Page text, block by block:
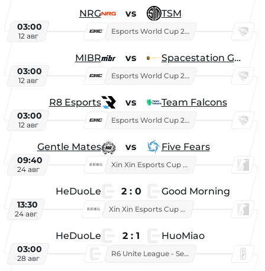
NRG vs TSM
03:00
12 авг
Esports World Cup 2026
MIBR vs Spacestation Gaming
03:00
12 авг
Esports World Cup 2026
R8 Esports vs Team Falcons
03:00
12 авг
Esports World Cup 2026
Gentle Mates vs Five Fears
09:40
24 авг
Xin Xin Esports Cup 2025
HeDuoLe 2 : 0 Good Morning
13:30
24 авг
Xin Xin Esports Cup 2026
HeDuoLe 2 : 1 HuoMiao
03:00
28 авг
R6 Unite League - Season 1